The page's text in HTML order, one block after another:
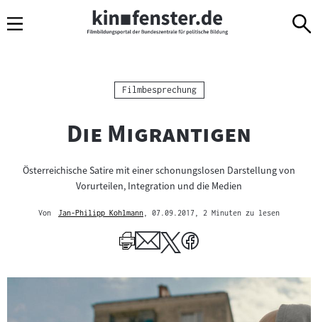
Navigation
zum
zur
Kategorie:
Filmbesprechung
"
Die Migrantigen
Österreichische Satire mit einer schonungslosen Darstellung von
Vorurteilen, Integration und die Medien
Von
Jan-Philipp Kohlmann
Author
, 07.09.2017 , 2 Minuten zu lesen